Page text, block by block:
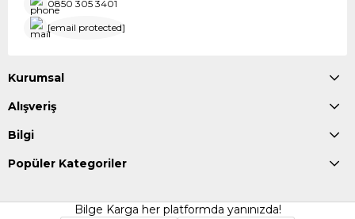
0850 305 3401
[email protected]
Kurumsal
Alışveriş
Bilgi
Popüler Kategoriler
Bilge Karga her platformda yanınızda!